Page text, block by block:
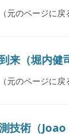
元のページに戻
来（堀内健
元のページに戻
技術（Joao